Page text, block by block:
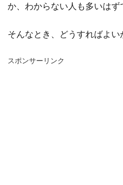
か、わからない人も多いはず
そんなとき、どうすればよい
スポンサーリンク